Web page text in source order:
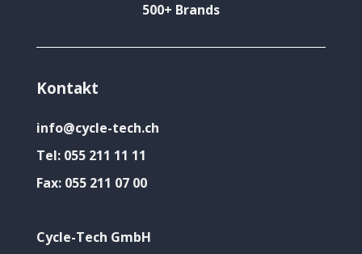
500+ Brands
Kontakt
info@cycle-tech.ch
Tel: 055 211 11 11
Fax: 055 211 07 00
Cycle-Tech GmbH